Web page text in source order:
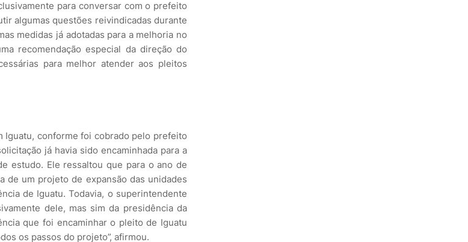
para conversar com o prefeito
algumas questões reivindicadas durante
medidas já adotadas para a melhoria no
recomendação especial da direção do
para melhor atender aos pleitos
Iguatu, conforme foi cobrado pelo prefeito
já havia sido encaminhada para a
estudo. Ele ressaltou que para o ano de
de um projeto de expansão das unidades
de Iguatu. Todavia, o superintendente
dele, mas sim da presidência da
que foi encaminhar o pleito de Iguatu
os passos do projeto”, afirmou.